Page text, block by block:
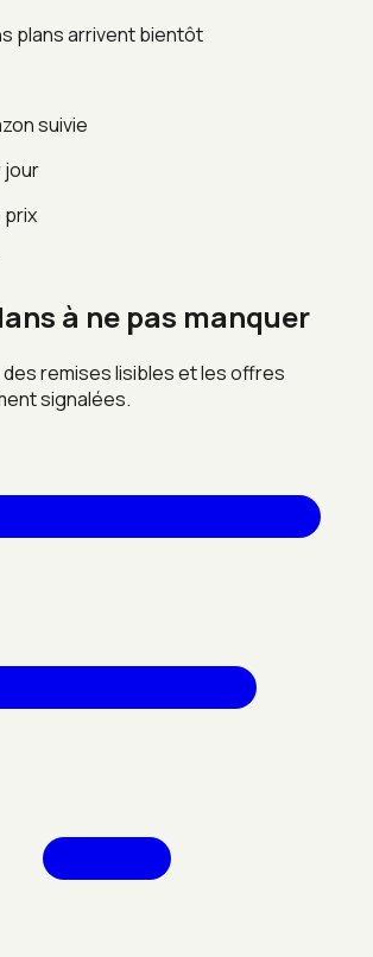
plans arrivent bientôt
suivie
jour
prix
à ne pas manquer
remises lisibles et les offres
signalées.